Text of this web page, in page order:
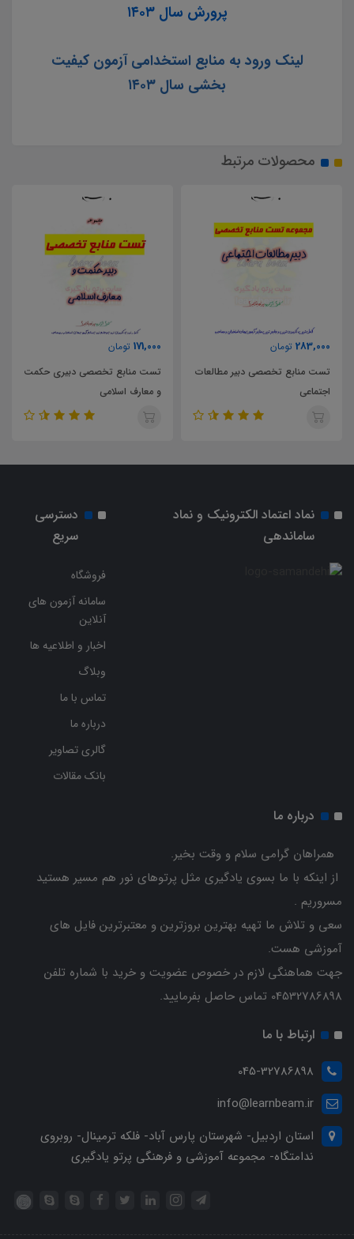
پرورش سال ۱۴۰۳
لینک ورود به منابع استخدامی آزمون کیفیت
بخشی سال ۱۴۰۳
محصولات مرتبط
تومان
منابع تخصصی دبیر مطالعات
171,000 تومان
تست منابع تخصصی دبیری حکمت
و معارف اسلامی
نماد اعتماد الکترونیک و نماد
ساماندهی
دسترسی
سریع
فروشگاه
سامانه آزمون های
آنلاین
اخبار و اطلاعیه ها
وبلاگ
تماس با ما
درباره ما
گالری تصاویر
بانک مقالات
درباره ما
همراهان گرامی سلام و وقت بخیر.
از اینکه با ما بسوی یادگیری مثل پرتوهای نور هم مسیر هستید
مسروریم .
سعی و تلاش ما تهیه بهترین بروزترین و معتبرترین فایل های
آموزشی هست.
جهت هماهنگی لازم در خصوص عضویت و خرید با شماره تلفن
04532786898 تماس حاصل بفرمایید.
ارتباط با ما
045-32786898
info@learnbeam.ir
استان اردبیل- شهرستان پارس آباد- فلکه ترمینال- روبروی
ندامتگاه- مجموعه آموزشی و فرهنگی پرتو یادگیری